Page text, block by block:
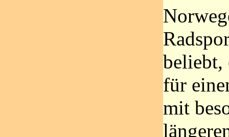
beliebt,
für
mit